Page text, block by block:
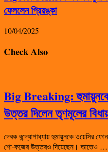
ফেললেন প্রিয়ঙ্কা
10/04/2025
Check Also
Big Breaking: হুমায়ুনকে
উত্তর দিলেন তৃণমূলের
দেবক বন্দ্যোপাধ্যায় হুমায়ুনকে ওয়েসির
শো-কজের উত্তরও দিয়েছেন। তাতেও …